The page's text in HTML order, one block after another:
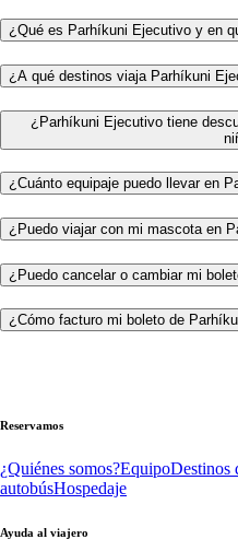
¿Qué es Parhíkuni Ejecutivo y en
¿A qué destinos viaja Parhíkuni
¿Parhíkuni Ejecutivo tiene
¿Cuánto equipaje puedo llevar en
¿Puedo viajar con mi mascota en
¿Puedo cancelar o cambiar mi
¿Cómo facturo mi boleto de
Reservamos
¿Quiénes somos?EquipoDestinos
autobúsHospedaje
Ayuda al viajero